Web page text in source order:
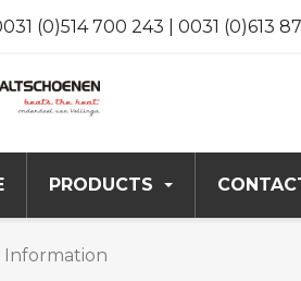
(0)514 700 243 | 0031 (0)613
PRODUCTS
Information